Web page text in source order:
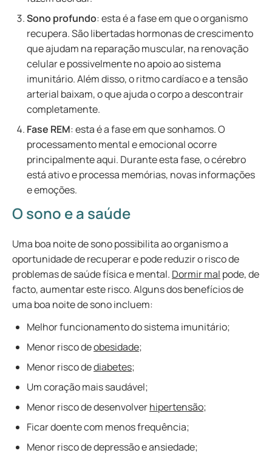
Sono profundo: esta é a fase em que o organismo
recupera. São libertadas hormonas de crescimento
que ajudam na reparação muscular, na renovação
celular e possivelmente no apoio ao sistema
imunitário. Além disso, o ritmo cardíaco e a tensão
arterial baixam, o que ajuda o corpo a descontrair
completamente.
Fase REM: esta é a fase em que sonhamos. O
processamento mental e emocional ocorre
principalmente aqui. Durante esta fase, o cérebro
está ativo e processa memórias, novas informações
e emoções.
O sono e a saúde
Uma boa noite de sono possibilita ao organismo a
oportunidade de recuperar e pode reduzir o risco de
problemas de saúde física e mental. Dormir mal pode, de
facto, aumentar este risco. Alguns dos benefícios de
uma boa noite de sono incluem:
Melhor funcionamento do sistema imunitário;
Menor risco deobesidade;
Menor risco dediabetes;
Um coração mais saudável;
Menor risco de desenvolverhipertensão;
Ficar doente com menos frequência;
Menor risco de depressão e ansiedade;